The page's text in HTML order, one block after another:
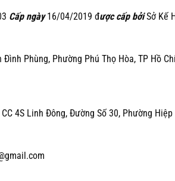
Cấp ngày16/04/2019 được cấp bởiSở Kế
Phùng, Phường Phú Thọ Hòa, TP Hồ
4S Linh Đông, Đường Số 30, Phường Hiệp